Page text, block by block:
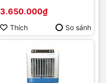
3.650.000₫
Thích So sánh